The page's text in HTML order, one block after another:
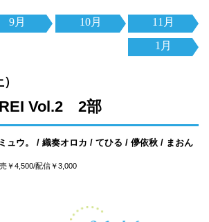
9月 10月
11月
1月
Vol.2 2部
ュウ。 / 織奏オロカ / てひる / 儚依秋 / まおん
￥4,500/配信￥3,000